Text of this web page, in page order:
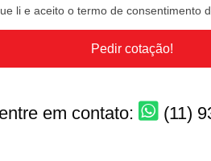
li e aceito o termo de consentimento
Pedir cotação!
em contato: (11)